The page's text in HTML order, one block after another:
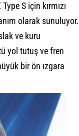
S için kırmızı
olarak sunuluyor.
ve kuru
yol tutuş ve fren
bir ön ızgara